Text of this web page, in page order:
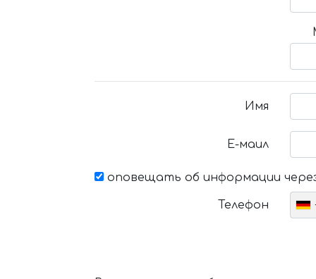
Имя
Е-маил
оповещать об информации
Телефон